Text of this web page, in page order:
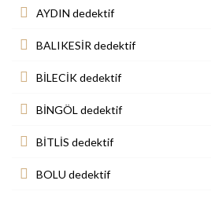
AYDIN dedektif
BALIKESİR dedektif
BİLECİK dedektif
BİNGÖL dedektif
BİTLİS dedektif
BOLU dedektif